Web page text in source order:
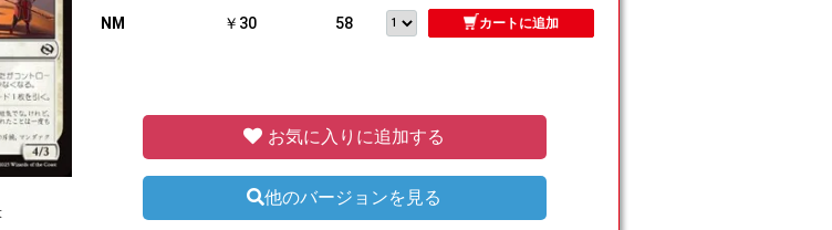
NM ￥30 58 カートに追加
お気に入りに追加する
他のバージョンを見る